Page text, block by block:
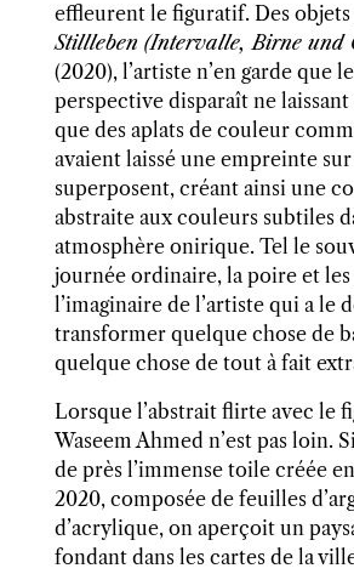
effleurent le figuratif. Des objets
Stillleben (Intervalle, Birne und
(2020), l’artiste n’en garde que
perspective disparaît ne
que des aplats de couleur
avaient laissé une empreinte
superposent, créant ainsi une
abstraite aux couleurs subtiles
atmosphère onirique. Tel le
journée ordinaire, la poire et
l’imaginaire de l’artiste qui a le
transformer quelque chose de
quelque chose de tout à fait
Lorsque l’abstrait flirte avec le
Waseem Ahmed n’est pas loin.
de près l’immense toile créée
2020, composée de feuilles
d’acrylique, on aperçoit un
fondant dans les cartes de la